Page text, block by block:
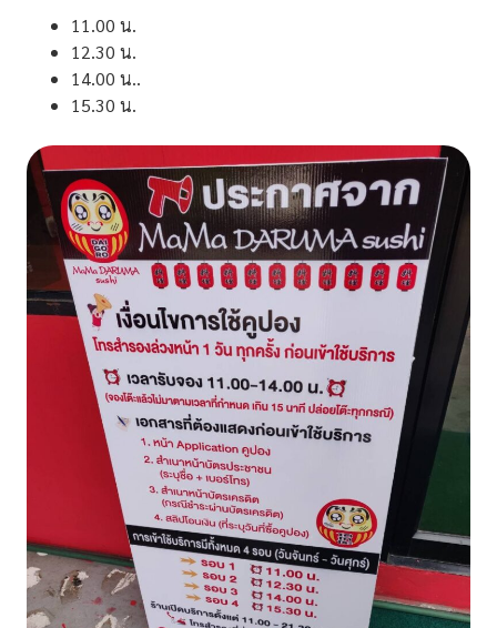
11.00 น.
12.30 น.
14.00 น..
15.30 น.